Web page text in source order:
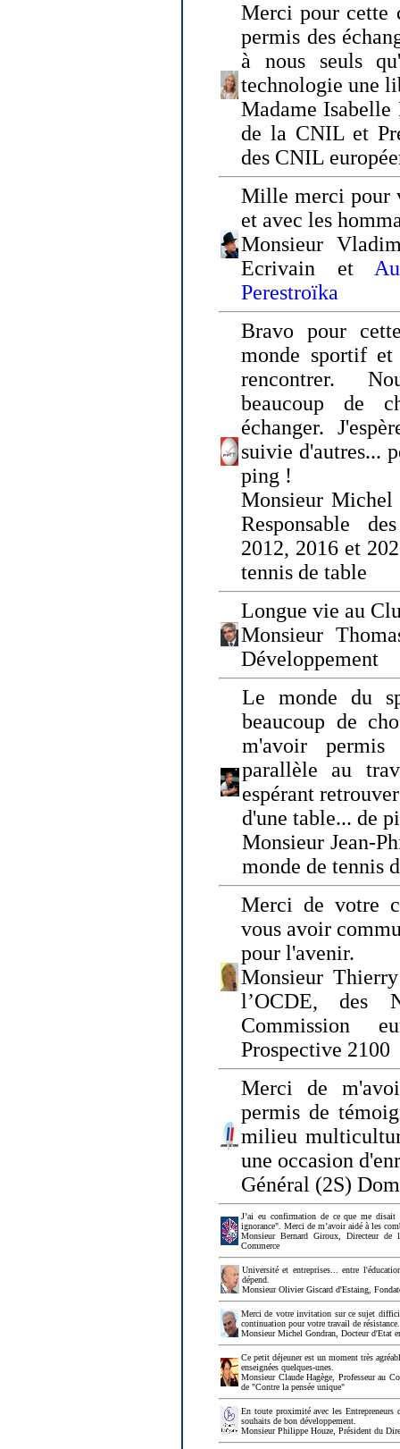
Merci pour cette
permis des
à nous seuls
technologie une
Madame Isabelle
de la CNIL et
des CNIL
Mille merci pour
et avec les
Monsieur
Ecrivain et
Perestroïka
Bravo pour
monde sportif
rencontrer.
beaucoup de
échanger.
suivie d'autres...
ping !
Monsieur
Responsable
2012, 2016 et
tennis de table
Longue vie au
Monsieur
Développement
Le monde du
beaucoup de
m'avoir
parallèle au
espérant
d'une table... de
Monsieur Jean-
monde de tennis
Merci de votre
vous avoir
pour l'avenir.
Monsieur
l’OCDE, des
Commission
Prospective 2100
Merci de
permis de
milieu
une occasion
Général (2S)
J’ai eu confirmation de ce que me disait
ignorance". Merci de m’avoir aidé à les
Monsieur Bernard Giroux, Directeur de
Commerce
Université et entreprises... entre
dépend.
Monsieur Olivier Giscard d'Estaing,
Merci de votre invitation sur ce sujet
continuation pour votre travail de
Monsieur Michel Gondran, Docteur d'Etat
Ce petit déjeuner est un moment très
enseignées quelques-unes.
Monsieur Claude Hagège, Professeur au
de "Contre la pensée unique"
En toute proximité avec les
souhaits de bon développement.
Monsieur Philippe Houze, Président du